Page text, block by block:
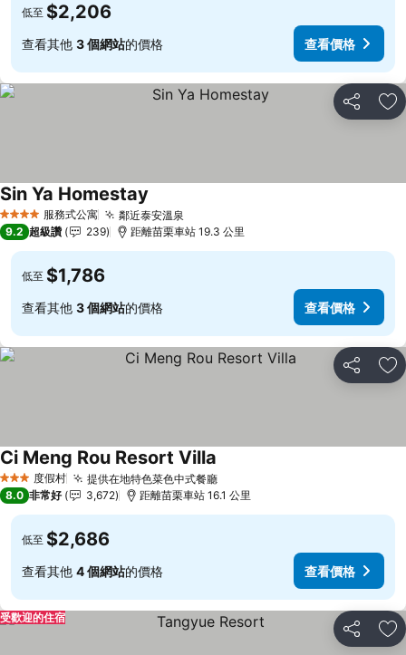
低至 $2,206
查看其他 3 個網站的價格 查看價格
分享 加
4 星級 服務式公寓 鄰近泰安溫泉查看價格
Sin Ya Homestay
9.2 超級讚 239 距離苗栗車站 19.3 公里
低至 $1,786
查看其他 3 個網站的價格 查看價格
分享 加
3 星級 度假村 提供在地特色菜色中式餐廳查看價格
Ci Meng Rou Resort Villa
8.0 非常好 3,672 距離苗栗車站 16.1 公里
低至 $2,686
查看其他 4 個網站的價格 查看價格
分享 加
受歡迎的住宿